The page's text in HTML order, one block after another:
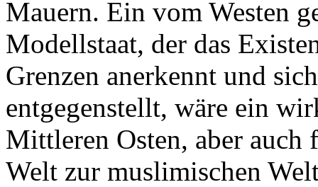
Mauern. Ein vom Westen
Modellstaat, der das
Grenzen anerkennt und
entgegenstellt, wäre ein
Mittleren Osten, aber auch
Welt zur muslimischen